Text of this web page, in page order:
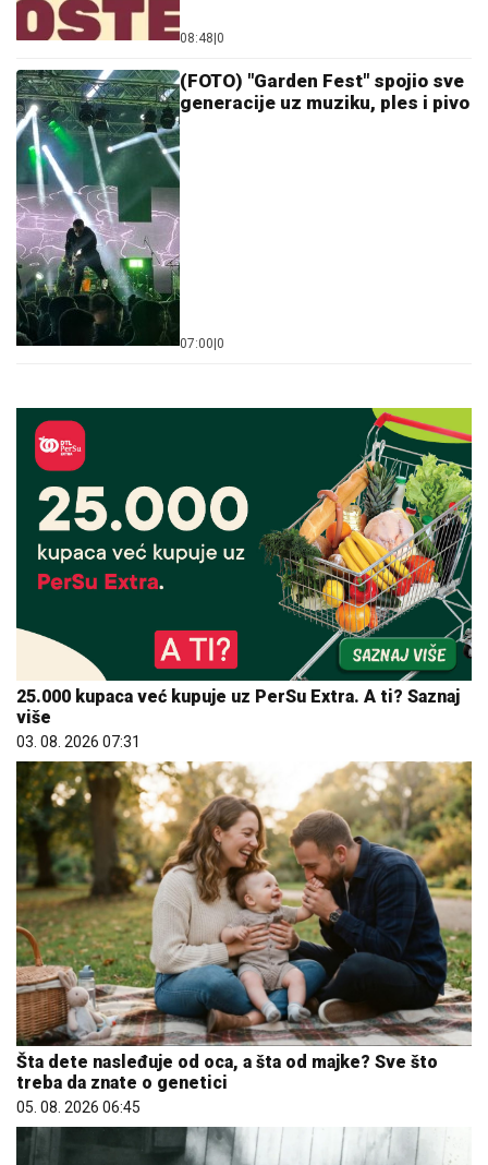
08:48|0
(FOTO) "Garden Fest" spojio sve
generacije uz muziku, ples i pivo
07:00|0
25.000 kupaca već kupuje uz PerSu Extra. A ti? Saznaj
više
03. 08. 2026 07:31
Šta dete nasleđuje od oca, a šta od majke? Sve što
treba da znate o genetici
05. 08. 2026 06:45